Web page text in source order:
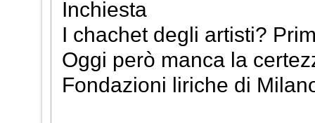
Inchiesta
I chachet degli artisti?
Oggi però manca la
Fondazioni liriche di